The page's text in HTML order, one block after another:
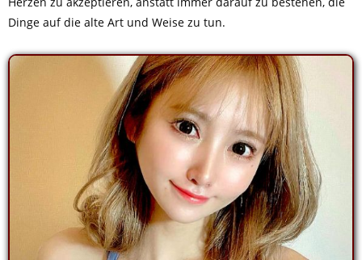
Dinge auf die alte Art und Weise zu tun.